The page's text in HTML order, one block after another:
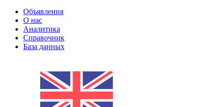
Объявления
О нас
Аналитика
Справочник
База данных